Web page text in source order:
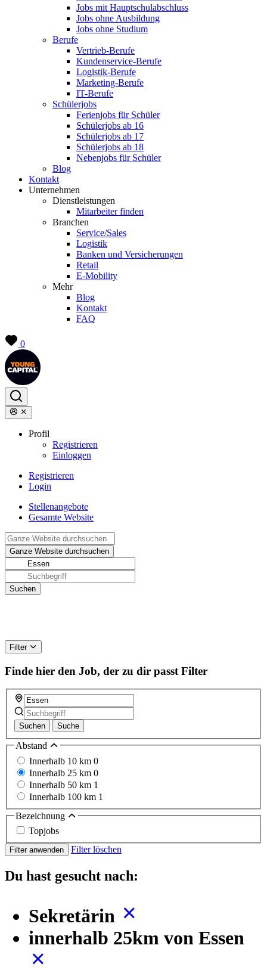
Jobs mit Hauptschulabschluss
Jobs ohne Ausbildung
Jobs ohne Studium
Berufe
Vertrieb-Berufe
Kundenservice-Berufe
Logistik-Berufe
Marketing-Berufe
IT-Berufe
Schülerjobs
Ferienjobs für Schüler
Schülerjobs ab 16
Schülerjobs ab 17
Schülerjobs ab 18
Nebenjobs für Schüler
Blog
Kontakt
Unternehmen
Dienstleistungen
Mitarbeiter finden
Branchen
Service/Sales
Logistik
Banken und Versicherungen
Retail
E-Mobility
Mehr
Blog
Kontakt
FAQ
0
Profil
Registrieren
Einloggen
Registrieren
Login
Stellenangebote
Gesamte Website
Filter
Finde hier den Job, der zu dir passt Filter
Suchen Suche
Abstand
Innerhalb 10 km 0
Innerhalb 25 km 0
Innerhalb 50 km 1
Innerhalb 100 km 1
Bezeichnung
Topjobs
Filter anwenden Filter löschen
Du hast gesucht nach:
Sekretärin
innerhalb 25km von Essen